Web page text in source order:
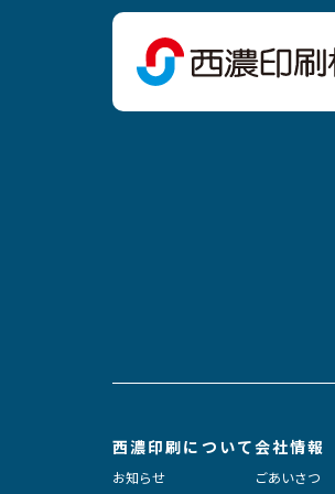
西濃印刷について
お知らせ
会社情報
ごあいさつ